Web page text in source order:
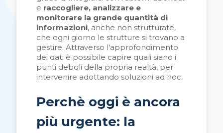
e raccogliere, analizzare e
monitorare la grande quantità di
informazioni, anche non strutturate,
che ogni giorno le strutture si trovano a
gestire. Attraverso l'approfondimento
dei dati è possibile capire quali siano i
punti deboli della propria realtà, per
intervenire adottando soluzioni ad hoc.
Perchè oggi è ancora
più urgente: la